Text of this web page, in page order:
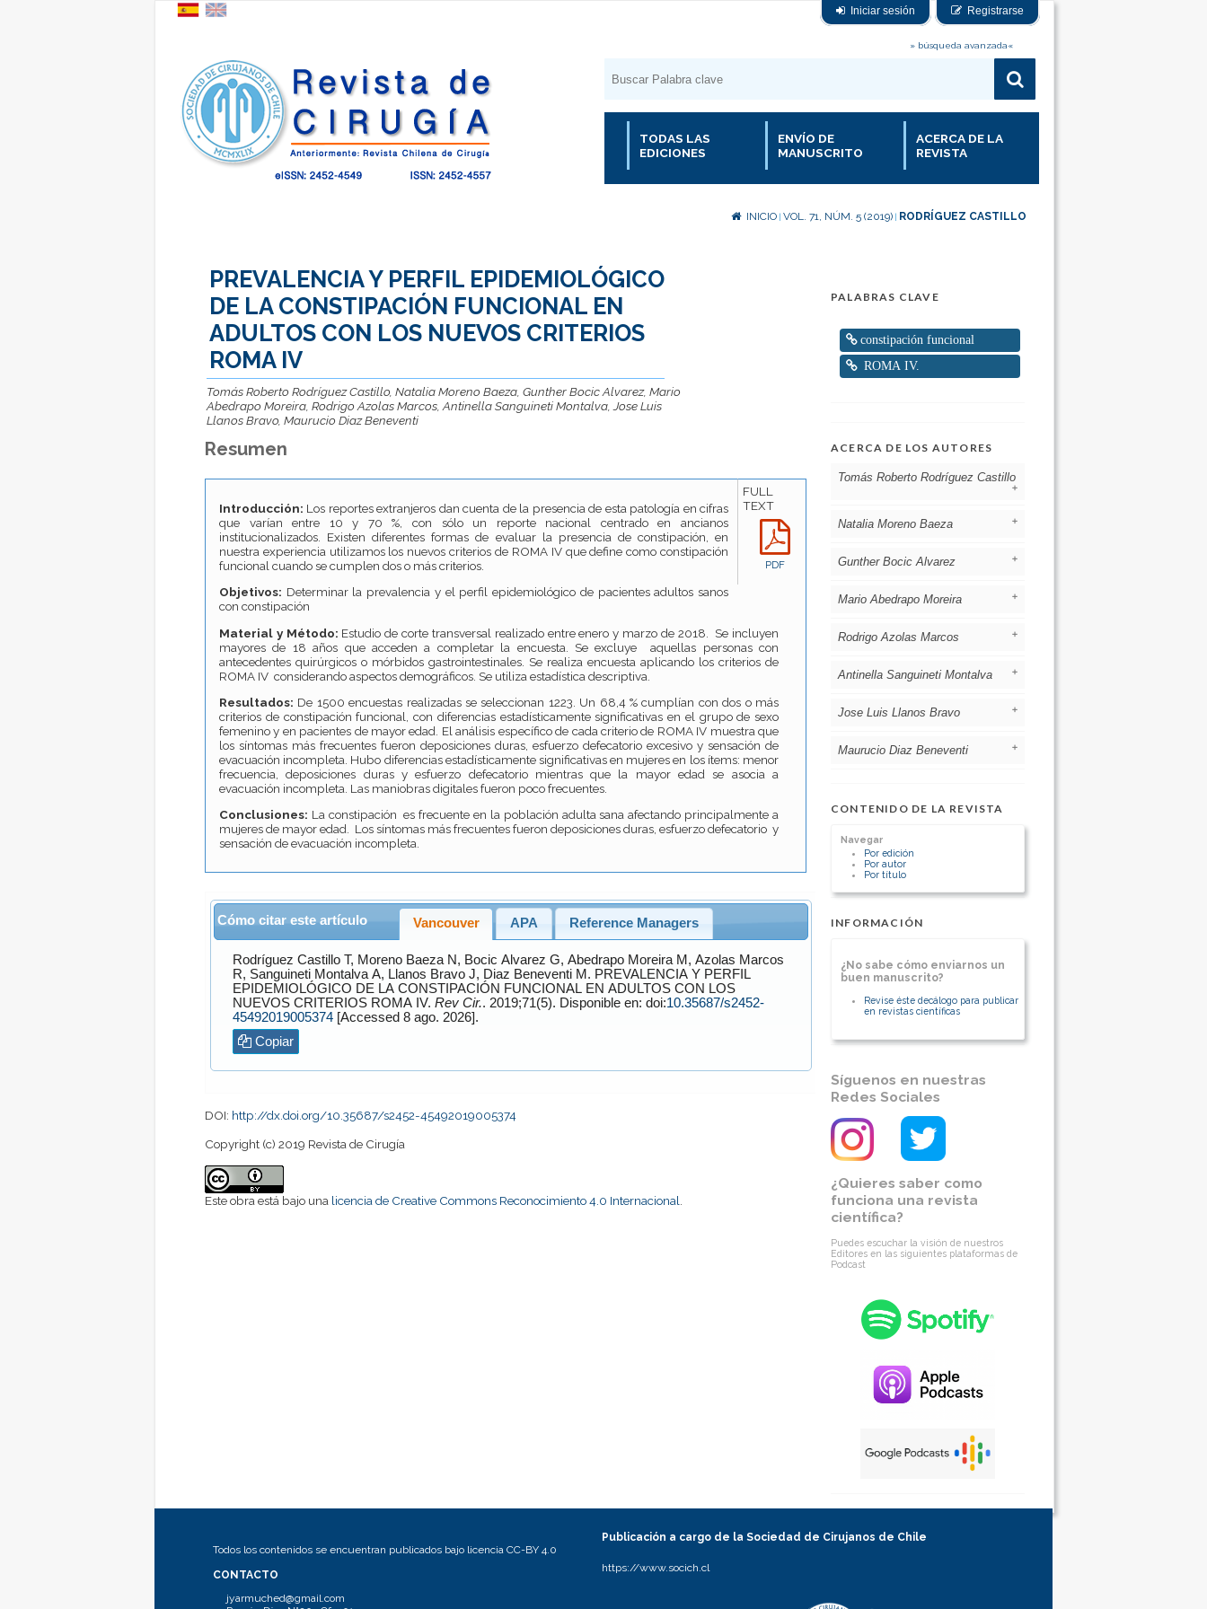
Iniciar sesión Registrarse
» búsqueda avanzada«
TODAS LAS
EDICIONES
ENVÍO DE
MANUSCRITO
ACERCA DE LA
REVISTA
INICIO VOL. 71, NÚM. 5 (2019) RODRÍGUEZ CASTILLO
PALABRAS CLAVE
constipación funcional
ROMA IV.
ACERCA DE LOS AUTORES
Tomás Roberto Rodríguez Castillo
Hospital Clínico Universidad de Chile
[Ver otros artículos de este autor]
Natalia Moreno Baeza
Gunther Bocic Alvarez
Mario Abedrapo Moreira
Rodrigo Azolas Marcos
Antinella Sanguineti Montalva
Jose Luis Llanos Bravo
Maurucio Diaz Beneventi
CONTENIDO DE LA REVISTA
Navegar
Por edición
Por autor
Por título
INFORMACIÓN
¿No sabe cómo enviarnos un
buen manuscrito?
Revise éste decálogo para publicar
en revistas científicas
Síguenos en nuestras
Redes Sociales
¿Quieres saber como
funciona una revista
científica?
Puedes escuchar la visión de nuestros
Editores en las siguientes plataformas de
Podcast
PREVALENCIA Y PERFIL EPIDEMIOLÓGICO
DE LA CONSTIPACIÓN FUNCIONAL EN
ADULTOS CON LOS NUEVOS CRITERIOS
ROMA IV
Tomás Roberto Rodríguez Castillo, Natalia Moreno Baeza, Gunther Bocic Alvarez, Mario
Abedrapo Moreira, Rodrigo Azolas Marcos, Antinella Sanguineti Montalva, Jose Luis
Llanos Bravo, Maurucio Diaz Beneventi
Resumen
FULL
TEXT
PDF
Introducción: Los reportes extranjeros dan cuenta de la presencia de esta patología en cifras
que varían entre 10 y 70 %, con sólo un reporte nacional centrado en ancianos
institucionalizados. Existen diferentes formas de evaluar la presencia de constipación, en
nuestra experiencia utilizamos los nuevos criterios de ROMA IV que define como constipación
funcional cuando se cumplen dos o más criterios.
Objetivos: Determinar la prevalencia y el perfil epidemiológico de pacientes adultos sanos
con constipación
Material y Método: Estudio de corte transversal realizado entre enero y marzo de 2018. Se incluyen
mayores de 18 años que acceden a completar la encuesta. Se excluye aquellas personas con
antecedentes quirúrgicos o mórbidos gastrointestinales. Se realiza encuesta aplicando los criterios de
ROMA IV considerando aspectos demográficos. Se utiliza estadística descriptiva.
Resultados: De 1500 encuestas realizadas se seleccionan 1223. Un 68,4 % cumplían con dos o más
criterios de constipación funcional, con diferencias estadísticamente significativas en el grupo de sexo
femenino y en pacientes de mayor edad. El análisis específico de cada criterio de ROMA IV muestra que
los síntomas más frecuentes fueron deposiciones duras, esfuerzo defecatorio excesivo y sensación de
evacuación incompleta. Hubo diferencias estadísticamente significativas en mujeres en los ítems: menor
frecuencia, deposiciones duras y esfuerzo defecatorio mientras que la mayor edad se asocia a
evacuación incompleta. Las maniobras digitales fueron poco frecuentes.
Conclusiones: La constipación es frecuente en la población adulta sana afectando principalmente a
mujeres de mayor edad. Los síntomas más frecuentes fueron deposiciones duras, esfuerzo defecatorio y
sensación de evacuación incompleta.
Cómo citar este artículo Vancouver APA Reference Managers
Rodríguez CastilloT, Moreno BaezaN, Bocic Alvarez G, Abedrapo MoreiraM, Azolas Marcos
R, Sanguineti MontalvaA, Llanos BravoJ, Diaz BeneventiM. PREVALENCIA Y PERFIL
EPIDEMIOLÓGICO DE LA CONSTIPACIÓN FUNCIONAL EN ADULTOS CON LOS
NUEVOS CRITERIOS ROMA IV. Rev Cir. . 2019;71(5). Disponible en: doi:10.35687/s2452-
45492019005374
[Accessed 8 ago. 2026].
Copiar
DOI: http://dx.doi.org/10.35687/s2452-45492019005374
Copyright (c) 2019 Revista de Cirugía
Este obra está bajo una licencia de Creative Commons Reconocimiento 4.0 Internacional
Todos los contenidos se encuentran publicados bajo licencia CC-BY 4.0
CONTACTO
jyarmuched@gmail.com
Publicación a cargo de la Sociedad de Cirujanos de Chile
https://www.socich.cl